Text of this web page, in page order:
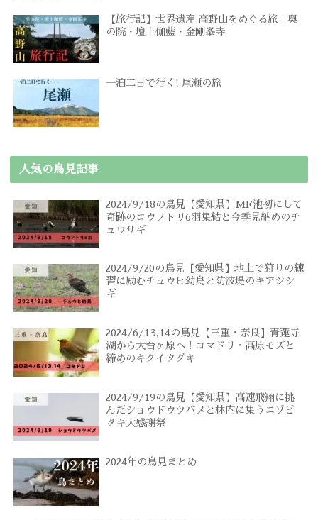
【旅行記】世界遺産 高野山をめぐる旅｜奥
の院・壇上伽藍・金剛峯寺
一泊二日で行く! 尾瀬の旅
人気の鳥見記事
2024/9/18の鳥見【愛知県】MF池初にして
奇跡のコウノトリ6羽集結と今季見納めのチ
ュウサギ
2024/9/20の鳥見【愛知県】地上で狩りの練
習に励むチュウヒ幼鳥と防波堤のキアシシ
ギ
2024/6/13,14の鳥見【三重・奈良】青蓮寺
湖から大台ヶ原へ！コマドリ・高原モズと
締めのキクイタダキ
2024/9/19の鳥見【愛知県】高速飛翔に挑
んだショウドウツバメと林内に集うエゾビ
タキ大感謝祭
2024年の鳥見まとめ